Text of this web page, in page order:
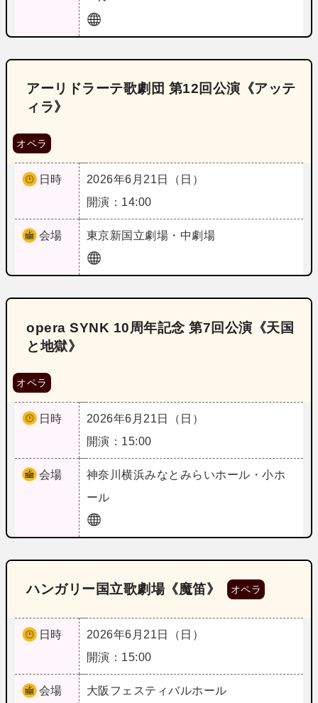
アーリドラーテ歌劇団 第12回公演《アッテ
ィラ》
オペラ
日時
2026年6月21日（日）
開演：14:00
会場 東京新国立劇場・中劇場
opera SYNK 10周年記念 第7回公演《天国
と地獄》
オペラ
日時
2026年6月21日（日）
開演：15:00
会場 神奈川横浜みなとみらいホール・小ホ
ール
ハンガリー国立歌劇場《魔笛》 オペラ
日時
2026年6月21日（日）
開演：15:00
会場 大阪 フェスティバルホール